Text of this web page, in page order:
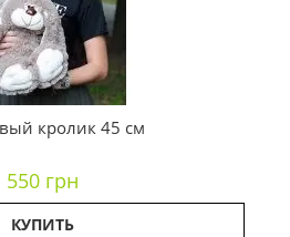
кролик 45 см
550 грн
КУПИТЬ